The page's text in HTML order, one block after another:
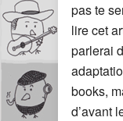
pas te
lire cet
parlerai
books,
d’avant